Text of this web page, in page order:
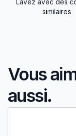
Lavez avec des
similaires
Vous
aussi.